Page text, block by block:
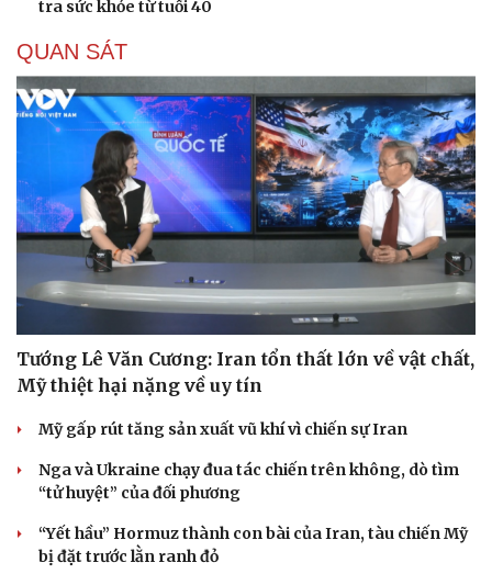
Cải chính
tra sức khỏe từ tuổi 40
QUAN SÁT
Tướng Lê Văn Cương: Iran tổn thất lớn về vật chất,
Mỹ thiệt hại nặng về uy tín
Mỹ gấp rút tăng sản xuất vũ khí vì chiến sự Iran
Nga và Ukraine chạy đua tác chiến trên không, dò tìm
“tử huyệt” của đối phương
“Yết hầu” Hormuz thành con bài của Iran, tàu chiến Mỹ
bị đặt trước lằn ranh đỏ